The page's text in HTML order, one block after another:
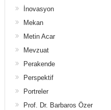
İnovasyon
Mekan
Metin Acar
Mevzuat
Perakende
Perspektif
Portreler
Prof. Dr. Barbaros Özer